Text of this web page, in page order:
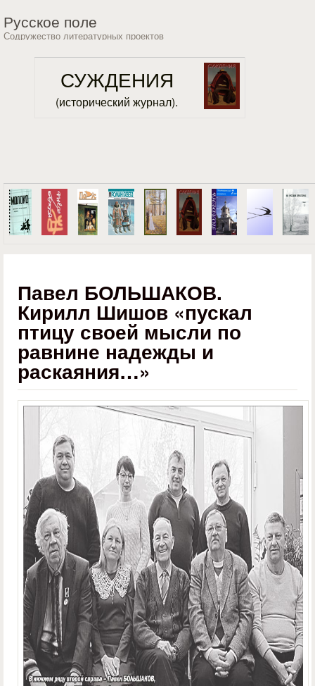
Русское поле
Содружество литературных проектов
СУЖДЕНИЯ
(исторический журнал).
Павел БОЛЬШАКОВ.
Кирилл Шишов «пускал
птицу своей мысли по
равнине надежды и
раскаяния…»